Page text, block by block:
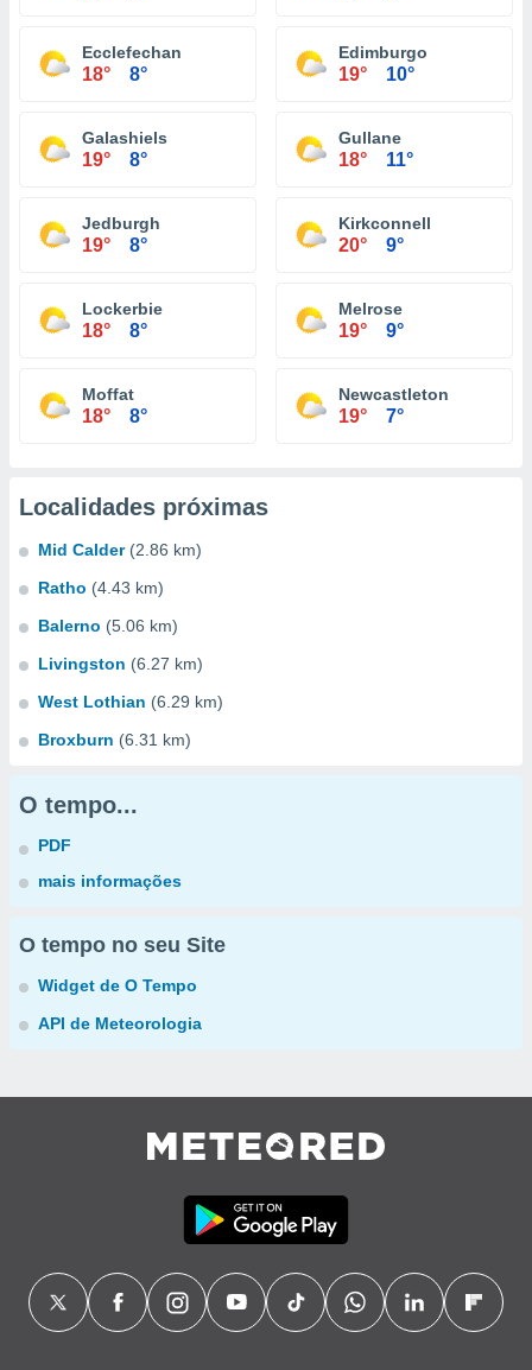
Ecclefechan
18° 8°
Edimburgo
19° 10°
Galashiels
19° 8°
Gullane
18° 11°
Jedburgh
19° 8°
Kirkconnell
20° 9°
Lockerbie
18° 8°
Melrose
19° 9°
Moffat
18° 8°
Newcastleton
19° 7°
Localidades próximas
Mid Calder (2.86 km)
Ratho (4.43 km)
Balerno (5.06 km)
Livingston (6.27 km)
West Lothian (6.29 km)
Broxburn (6.31 km)
O tempo...
PDF
mais informações
O tempo no seu Site
Widget de O Tempo
API de Meteorologia